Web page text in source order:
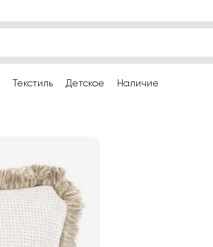
Текстиль Детское Наличие